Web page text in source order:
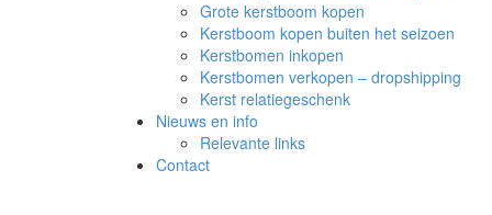
Grote kerstboom kopen
Kerstboom kopen buiten het seizoen
Kerstbomen inkopen
Kerstbomen verkopen – dropshipping
Kerst relatiegeschenk
Nieuws en info
Relevante links
Contact